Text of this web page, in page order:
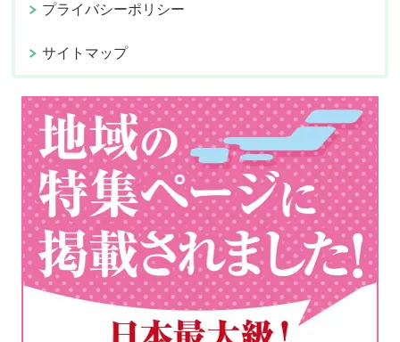
プライバシーポリシー
サイトマップ